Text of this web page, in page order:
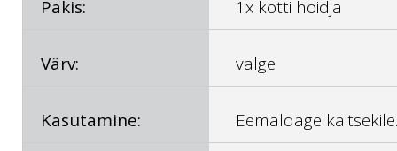
Pakis: 1x kotti hoidja
Värv: valge
Kasutamine: Eemaldage